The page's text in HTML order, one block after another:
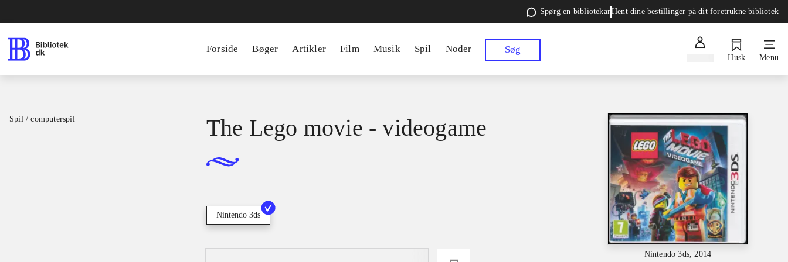
Spørg en bibliotekarHent dine bestillinger på dit foretrukne bibliotek
Forside Bøger Artikler Film Musik Spil Noder Søg
Husk Menu
Spil / computerspil
Nintendo 3ds, 2014
The Lego movie - videogame
Nintendo 3ds